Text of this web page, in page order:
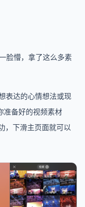
脸懵，拿了这么多素
表达的心情想法或现
准备好的视频素材
，下滑主页面就可以